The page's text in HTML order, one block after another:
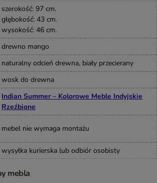
szerokość: 97 cm.
głębokość: 43 cm.
wysokość: 46 cm.
drewno mango
naturalny odcień drewna, biały przecierany
wosk do drewna
Indian Summer – Kolorowe Meble Indyjskie
Rzeźbione
mebel nie wymaga montażu
wysyłka kurierska lub odbiór osobisty
mebla